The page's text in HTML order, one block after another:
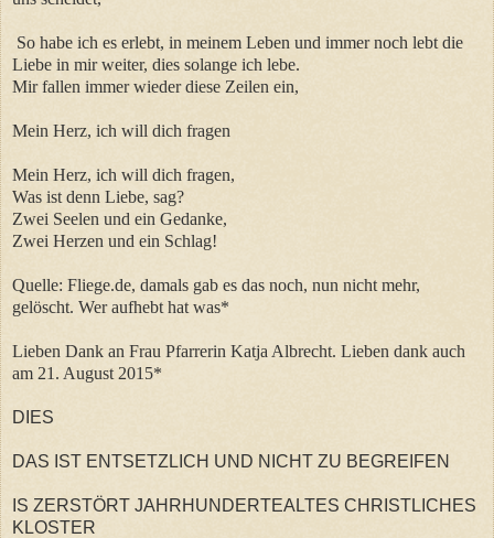
So habe ich es erlebt, in meinem Leben und immer noch lebt die
Liebe in mir weiter, dies solange ich lebe.
Mir fallen immer wieder diese Zeilen ein,
Mein Herz, ich will dich fragen
Mein Herz, ich will dich fragen,
Was ist denn Liebe, sag?
Zwei Seelen und ein Gedanke,
Zwei Herzen und ein Schlag!
Quelle: Fliege.de, damals gab es das noch, nun nicht mehr,
gelöscht. Wer aufhebt hat was*
Lieben Dank an Frau Pfarrerin Katja Albrecht. Lieben dank auch
am 21. August 2015*
DIES
DAS IST ENTSETZLICH UND NICHT ZU BEGREIFEN
IS ZERSTÖRT JAHRHUNDERTEALTES CHRISTLICHES
KLOSTER